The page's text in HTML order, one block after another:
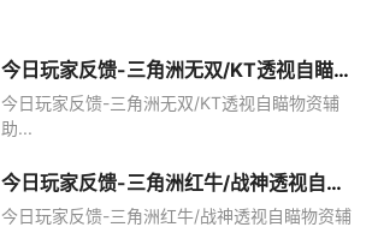
今日玩家反馈-三角洲无双/KT透视自瞄物
资辅助
今日玩家反馈-三角洲无双/KT透视自瞄物资辅
助...
今日玩家反馈-三角洲红牛/战神透视自瞄
物资辅助
今日玩家反馈-三角洲红牛/战神透视自瞄物资辅